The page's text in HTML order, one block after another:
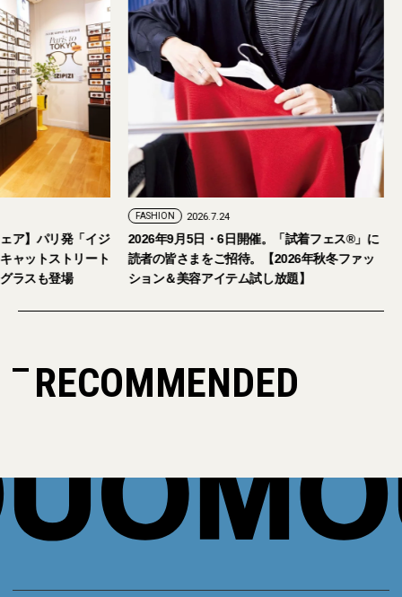
【おしゃれな大人のアイウェア】パリ発「イジ
ピジ」が国内初の旗艦店をキャットストリート
にオープン。日本限定サングラスも登場
2026年9月5日・6
読者の皆さまをご
ション＆美容アイ
RECOMMENDED